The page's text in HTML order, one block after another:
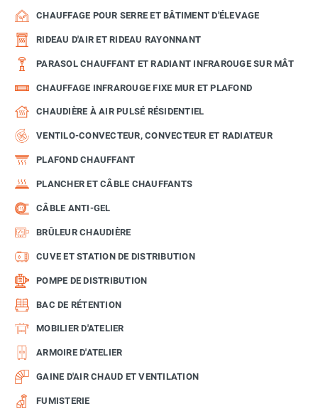
CHAUFFAGE POUR SERRE ET BÂTIMENT D'ÉLEVAGE
RIDEAU D'AIR ET RIDEAU RAYONNANT
PARASOL CHAUFFANT ET RADIANT INFRAROUGE SUR MÂT
CHAUFFAGE INFRAROUGE FIXE MUR ET PLAFOND
CHAUDIÈRE À AIR PULSÉ RÉSIDENTIEL
VENTILO-CONVECTEUR, CONVECTEUR ET RADIATEUR
PLAFOND CHAUFFANT
PLANCHER ET CÂBLE CHAUFFANTS
CÂBLE ANTI-GEL
BRÛLEUR CHAUDIÈRE
CUVE ET STATION DE DISTRIBUTION
POMPE DE DISTRIBUTION
BAC DE RÉTENTION
MOBILIER D'ATELIER
ARMOIRE D'ATELIER
GAINE D'AIR CHAUD ET VENTILATION
FUMISTERIE